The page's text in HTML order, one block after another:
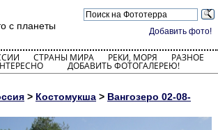
Добавить фото!
с планеты
СТРАНЫ МИРА РЕКИ, МОРЯ РАЗНОЕ
ДОБАВИТЬ ФОТОГАЛЕРЕЮ!
> Костомукша > Вангозеро 02-08-